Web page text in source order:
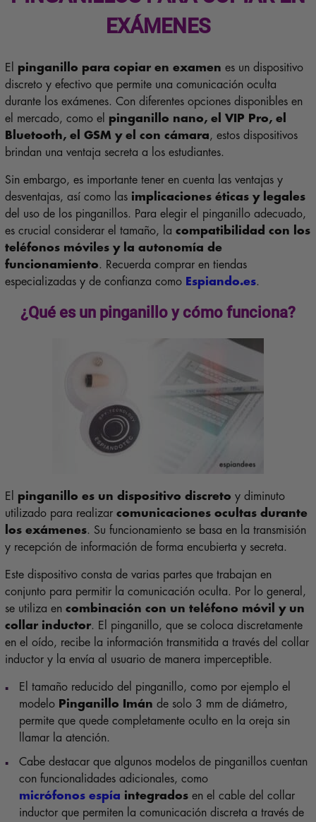
EXÁMENES
El pinganillo para copiar en examen es un dispositivo
discreto y efectivo que permite una comunicación oculta
durante los exámenes. Con diferentes opciones disponibles en
el mercado, como el pinganillo nano, el VIP Pro, el
Bluetooth, el GSM y el con cámara, estos dispositivos
brindan una ventaja secreta a los estudiantes.
Sin embargo, es importante tener en cuenta las ventajas y
desventajas, así como las implicaciones éticas y legales
del uso de los pinganillos. Para elegir el pinganillo adecuado,
es crucial considerar el tamaño, la compatibilidad con los
teléfonos móviles y la autonomía de
funcionamiento. Recuerda comprar en tiendas
especializadas y de confianza como Espiando.es.
¿Qué es un pinganillo y cómo funciona?
El pinganillo es un dispositivo discreto y diminuto
utilizado para realizar comunicaciones ocultas durante
los exámenes. Su funcionamiento se basa en la transmisión
y recepción de información de forma encubierta y secreta.
Este dispositivo consta de varias partes que trabajan en
conjunto para permitir la comunicación oculta. Por lo general,
se utiliza en combinación con un teléfono móvil y un
collar inductor. El pinganillo, que se coloca discretamente
en el oído, recibe la información transmitida a través del collar
inductor y la envía al usuario de manera imperceptible.
El tamaño reducido del pinganillo, como por ejemplo el
modelo Pinganillo Imán de solo 3 mm de diámetro,
permite que quede completamente oculto en la oreja sin
llamar la atención.
Cabe destacar que algunos modelos de pinganillos cuentan
con funcionalidades adicionales, como
micrófonos espía integradosen el cable del collar
inductor que permiten la comunicación discreta a través de